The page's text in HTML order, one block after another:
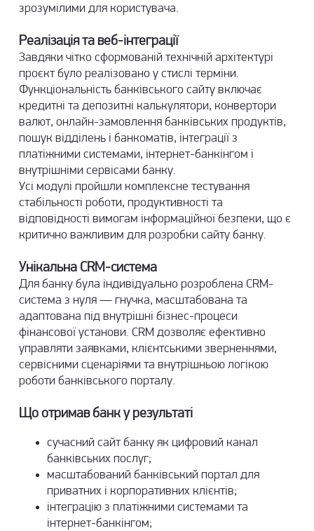
зрозумілими для користувача.
Реалізація та веб-інтеграції
Завдяки чітко сформованій технічній архітектурі
проєкт було реалізовано у стислі терміни.
Функціональність банківського сайту включає
кредитні та депозитні калькулятори, конвертори
валют, онлайн-замовлення банківських продуктів,
пошук відділень і банкоматів, інтеграції з
платіжними системами, інтернет-банкінгом і
внутрішніми сервісами банку.
Усі модулі пройшли комплексне тестування
стабільності роботи, продуктивності та
відповідності вимогам інформаційної безпеки, що є
критично важливим для розробки сайту банку.
Унікальна CRM-система
Для банку була індивідуально розроблена CRM-
система з нуля — гнучка, масштабована та
адаптована під внутрішні бізнес-процеси
фінансової установи. CRM дозволяє ефективно
управляти заявками, клієнтськими зверненнями,
сервісними сценаріями та внутрішньою логікою
роботи банківського порталу.
Що отримав банк у результаті
сучасний сайт банку як цифровий канал
банківських послуг;
масштабований банківський портал для
приватних і корпоративних клієнтів;
інтеграцію з платіжними системами та
інтернет-банкінгом;